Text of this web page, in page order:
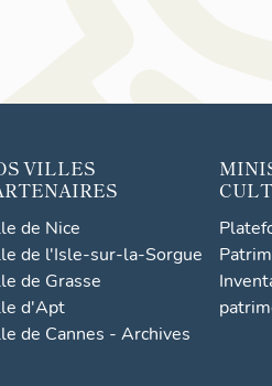
VILLES
de Nice
de l'Isle-sur-la-Sorgue
de Grasse
d'Apt
de Cannes - Archives